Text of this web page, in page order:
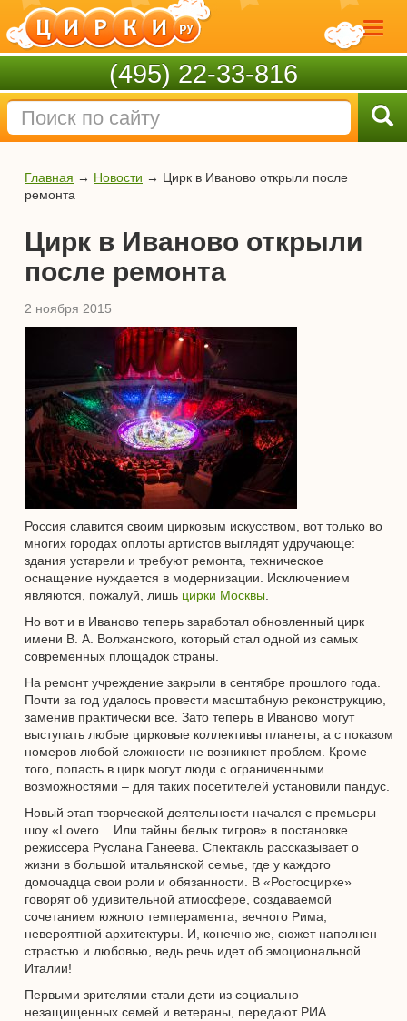
(495) 22-33-816
Главная → Новости → Цирк в Иваново открыли после
ремонта
Цирк в Иваново открыли
после ремонта
2 ноября 2015
Россия славится своим цирковым искусством, вот только во
многих городах оплоты артистов выглядят удручающе:
здания устарели и требуют ремонта, техническое
оснащение нуждается в модернизации. Исключением
являются, пожалуй, лишь цирки Москвы
Но вот и в Иваново теперь заработал обновленный цирк
имени В. А. Волжанского, который стал одной из самых
современных площадок страны.
На ремонт учреждение закрыли в сентябре прошлого года.
Почти за год удалось провести масштабную реконструкцию,
заменив практически все. Зато теперь в Иваново могут
выступать любые цирковые коллективы планеты, а с показом
номеров любой сложности не возникнет проблем. Кроме
того, попасть в цирк могут люди с ограниченными
возможностями – для таких посетителей установили пандус.
Новый этап творческой деятельности начался с премьеры
шоу «Lovero... Или тайны белых тигров» в постановке
режиссера Руслана Ганеева. Спектакль рассказывает о
жизни в большой итальянской семье, где у каждого
домочадца свои роли и обязанности. В «Росгосцирке»
говорят об удивительной атмосфере, создаваемой
сочетанием южного темперамента, вечного Рима,
невероятной архитектуры. И, конечно же, сюжет наполнен
страстью и любовью, ведь речь идет об эмоциональной
Италии!
Первыми зрителями стали дети из социально
незащищенных семей и ветераны, передают РИА